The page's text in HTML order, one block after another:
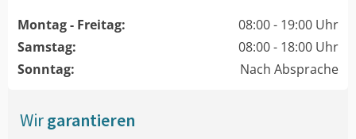
Montag - Freitag:
08:00 - 19:00 Uhr
Samstag:
08:00 - 18:00 Uhr
Sonntag:
Nach Absprache
Wirgarantieren